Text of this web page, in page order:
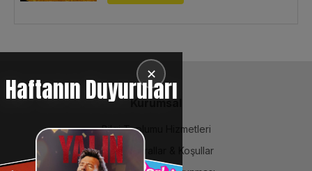
✕
Haftanın Duyuruları
Kurumsal
Bilgi Toplumu Hizmetleri
BiPuan Kurallar & Koşullar